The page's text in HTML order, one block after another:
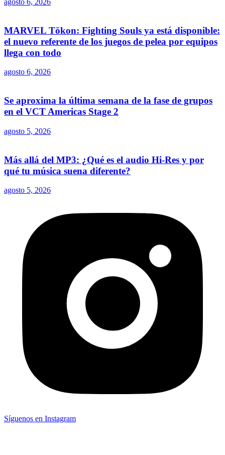
agosto 6, 2026
MARVEL Tōkon: Fighting Souls ya está disponible:
el nuevo referente de los juegos de pelea por equipos
llega con todo
agosto 6, 2026
Se aproxima la última semana de la fase de grupos
en el VCT Americas Stage 2
agosto 5, 2026
Más allá del MP3: ¿Qué es el audio Hi-Res y por
qué tu música suena diferente?
agosto 5, 2026
Síguenos en Instagram